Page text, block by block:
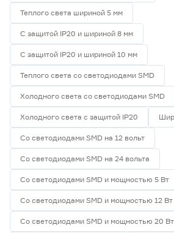
Теплого света шириной 5 мм
С защитой IP20 и шириной 8 мм
С защитой IP20 и шириной 10 мм
Теплого света со светодиодами SMD
Холодного света со светодиодами SMD
Холодного света с защитой IP20
Со светодиодами SMD на 12 вольт
Со светодиодами SMD на 24 вольта
Со светодиодами SMD и мощностью 5 Вт
Со светодиодами SMD и мощностью 12 Вт
Со светодиодами SMD и мощностью 20 Вт